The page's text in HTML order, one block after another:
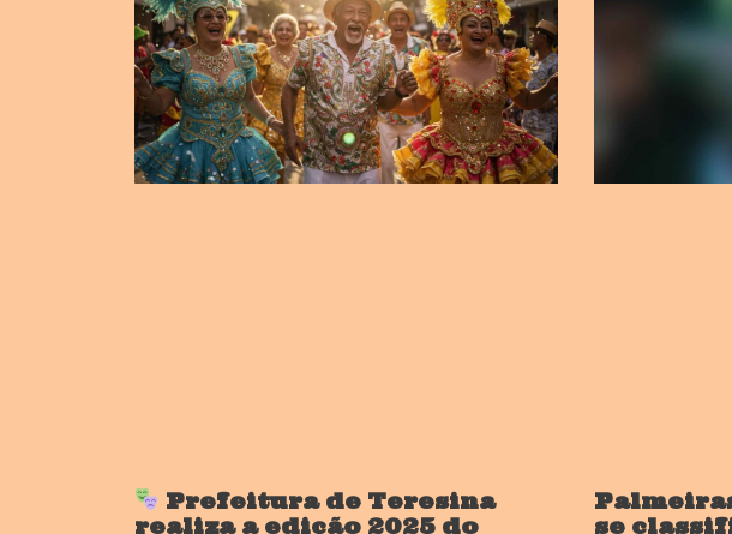
Prefeitura de Teresina
realiza a edição 2025 do
se